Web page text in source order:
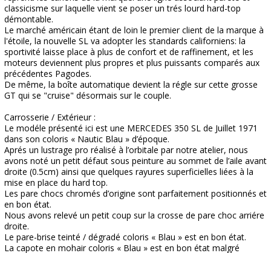
classicisme sur laquelle vient se poser un trés lourd hard-top
démontable.
Le marché américain étant de loin le premier client de la marque à
l'étoile, la nouvelle SL va adopter les standards californiens: la
sportivité laisse place à plus de confort et de raffinement, et les
moteurs deviennent plus propres et plus puissants comparés aux
précédentes Pagodes.
De même, la boîte automatique devient la régle sur cette grosse
GT qui se "cruise" désormais sur le couple.
Carrosserie / Extérieur :
Le modéle présenté ici est une MERCEDES 350 SL de Juillet 1971
dans son coloris « Nautic Blau » d’époque.
Aprés un lustrage pro réalisé à l’orbitale par notre atelier, nous
avons noté un petit défaut sous peinture au sommet de l’aile avant
droite (0.5cm) ainsi que quelques rayures superficielles liées à la
mise en place du hard top.
Les pare chocs chromés d’origine sont parfaitement positionnés et
en bon état.
Nous avons relevé un petit coup sur la crosse de pare choc arriére
droite.
Le pare-brise teinté / dégradé coloris « Blau » est en bon état.
La capote en mohair coloris « Blau » est en bon état malgré